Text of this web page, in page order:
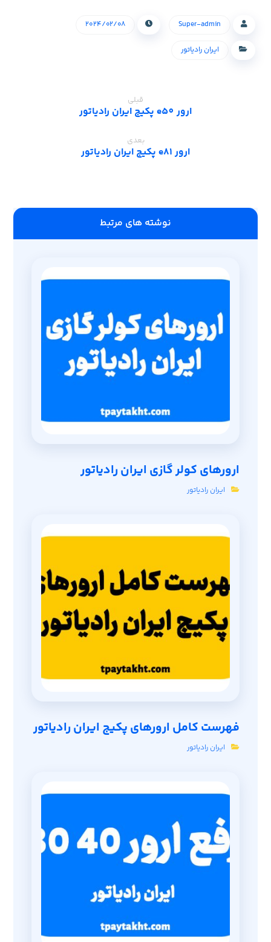
Super-admin ۲۰۲۴/۰۲/۰۸
ایران رادیاتور
قبلی
ارور e50 پکیج ایران رادیاتور
بعدی
ارور e81 پکیج ایران رادیاتور
‫نوشته های مرتبط
ارورهای کولر گازی ایران رادیاتور
ایران رادیاتور
فهرست کامل ارورهای پکیج ایران رادیاتور
ایران رادیاتور